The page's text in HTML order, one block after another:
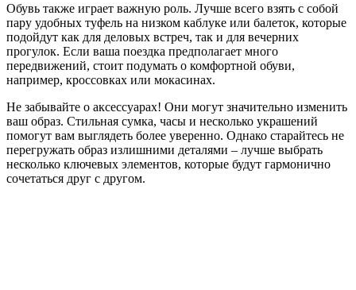
Обувь также играет важную роль. Лучше всего взять с собой
пару удобных туфель на низком каблуке или балеток, которые
подойдут как для деловых встреч, так и для вечерних
прогулок. Если ваша поездка предполагает много
передвижений, стоит подумать о комфортной обуви,
например, кроссовках или мокасинах.
Не забывайте о аксессуарах! Они могут значительно изменить
ваш образ. Стильная сумка, часы и несколько украшений
помогут вам выглядеть более уверенно. Однако старайтесь не
перегружать образ излишними деталями – лучше выбрать
несколько ключевых элементов, которые будут гармонично
сочетаться друг с другом.